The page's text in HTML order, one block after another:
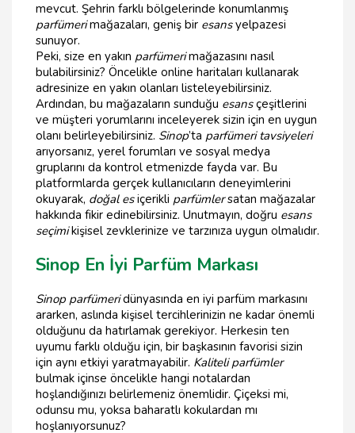
mevcut. Şehrin farklı bölgelerinde konumlanmış
parfümerimağazaları, geniş bir esansyelpazesi
sunuyor.
Peki, size en yakın parfümerimağazasını nasıl
bulabilirsiniz? Öncelikle online haritaları kullanarak
adresinize en yakın olanları listeleyebilirsiniz.
Ardından, bu mağazaların sunduğu esansçeşitlerini
ve müşteri yorumlarını inceleyerek sizin için en uygun
olanı belirleyebilirsiniz. Sinop’ta parfümeri tavsiyeleri
arıyorsanız, yerel forumları ve sosyal medya
gruplarını da kontrol etmenizde fayda var. Bu
platformlarda gerçek kullanıcıların deneyimlerini
okuyarak, doğal esiçerikli parfümlersatan mağazalar
hakkında fikir edinebilirsiniz. Unutmayın, doğru esans
seçimikişisel zevklerinize ve tarzınıza uygun olmalıdır.
Sinop En İyi Parfüm Markası
Sinop parfümeridünyasında en iyi parfüm markasını
ararken, aslında kişisel tercihlerinizin ne kadar önemli
olduğunu da hatırlamak gerekiyor. Herkesin ten
uyumu farklı olduğu için, bir başkasının favorisi sizin
için aynı etkiyi yaratmayabilir. Kaliteli parfümler
bulmak içinse öncelikle hangi notalardan
hoşlandığınızı belirlemeniz önemlidir. Çiçeksi mi,
odunsu mu, yoksa baharatlı kokulardan mı
hoşlanıyorsunuz?